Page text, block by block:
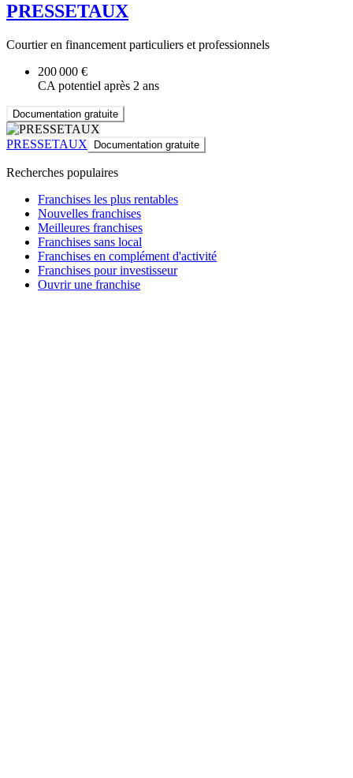
PRESSETAUX
Courtier en financement particuliers et professionnels
200 000 €
CA potentiel après 2 ans
Documentation gratuite
PRESSETAUX Documentation gratuite
Recherches populaires
Franchises les plus rentables
Nouvelles franchises
Meilleures franchises
Franchises sans local
Franchises en complément d'activité
Franchises pour investisseur
Ouvrir une franchise